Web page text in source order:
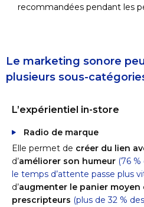
recommandées pendant les
Le marketing sonore
plusieurs sous-
L’expérientiel in-store
Radio de marque
Elle permet de créer du lien
d’améliorer son humeur (76
le temps d’attente passe plus
d’augmenter le panier moyen
prescripteurs (plus de 32 %